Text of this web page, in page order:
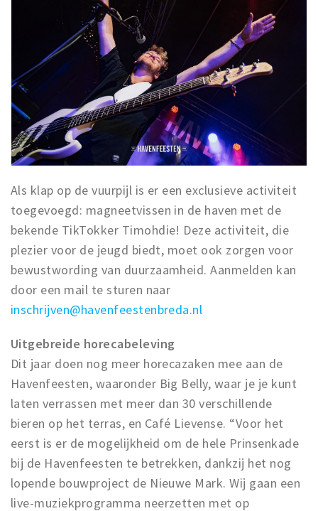
Als klap op de vuurpijl is er een exclusieve activiteit
toegevoegd: magneetvissen in de haven met de
bekende TikTokker Timohdie! Deze activiteit, die
plezier voor de jeugd biedt, moet ook zorgen voor
bewustwording van duurzaamheid. Aanmelden kan
door een mail te sturen naar
inschrijven@havenfeestenbreda.nl
Uitgebreide horecabeleving
Dit jaar doen nog meer horecazaken mee aan de
Havenfeesten, waaronder Big Belly, waar je je kunt
laten verrassen met meer dan 30 verschillende
bieren op het terras, en Café Lievense. “Voor het
eerst is er de mogelijkheid om de hele Prinsenkade
bij de Havenfeesten te betrekken, dankzij het nog
lopende bouwproject de Nieuwe Mark. Wij gaan een
live-muziekprogramma neerzetten met op